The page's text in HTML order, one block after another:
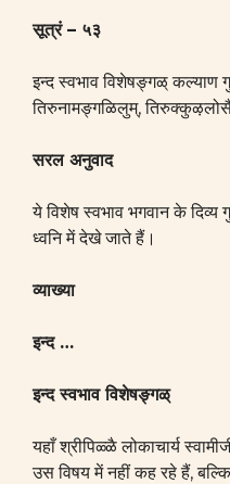
सूत्रं – ५३
इन्द स्वभाव विशेषङ्गळ्
तिरुनामङ्गळिलुम्,
सरल अनुवाद
ये विशेष स्वभाव भगवान के दिव्य
ध्वनि में देखे जाते हैं।
व्याख्या
इन्द …
इन्द स्वभाव विशेषङ्गळ्
यहाँ श्रीपिळ्ळै लोकाचार्य
उस विषय में नहीं कह रहे हैं,